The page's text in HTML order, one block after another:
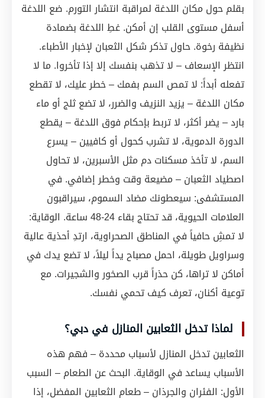
بقلم حول مكان اللدغة لمراقبة انتشار التورم. ضع اللدغة
أسفل مستوى القلب إن أمكن. غطِ اللدغة بضمادة
نظيفة رخوة. حاول تذكر شكل الثعبان لإخبار الأطباء.
انتظر الإسعاف – لا تذهب بنفسك إلا إذا تأخروا. ما لا
تفعله أبداً: لا تمص السم بفمك – خطر عليك، لا تقطع
مكان اللدغة – يزيد النزيف والضرر، لا تضع ثلج أو ماء
بارد – يضر أكثر، لا تربط بإحكام فوق اللدغة – يقطع
الدورة الدموية، لا تشرب كحول أو كافيين – يسرع
السم، لا تأخذ مسكنات دم مثل الأسبرين، لا تحاول
اصطياد الثعبان – مضيعة وقت وخطر إضافي. في
المستشفى: سيعطونك مضاد السموم، سيراقبون
العلامات الحيوية، قد تحتاج بقاء 24-48 ساعة. الوقاية:
لا تمشِ حافياً في المناطق الصحراوية، ارتدِ أحذية عالية
وسراويل طويلة، احمل مصباح يداً ليلاً، لا تضع يدك في
أماكن لا تراها، كن حذراً قرب الصخور والشجيرات. مع
توعية أكنان، تعرف كيف تحمي نفسك.
لماذا تدخل الثعابين المنازل في دبي؟
الثعابين تدخل المنازل لأسباب محددة – فهم هذه
الأسباب يساعد في الوقاية. البحث عن الطعام – السبب
الأول: الفئران والجرذان – طعام الثعابين المفضل، إذا